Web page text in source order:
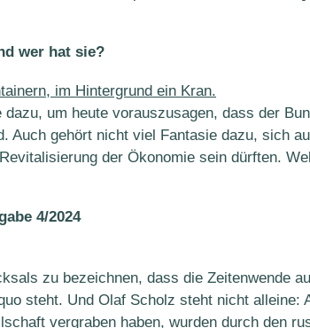
wer hat sie?
um heute vorauszusagen, dass der
Auch gehört nicht viel Fantasie dazu, sich
der Ökonomie sein dürften.
4/2024
zu bezeichnen, dass die Zeitenwende
steht. Und Olaf Scholz steht nicht
vergraben haben, wurden durch den